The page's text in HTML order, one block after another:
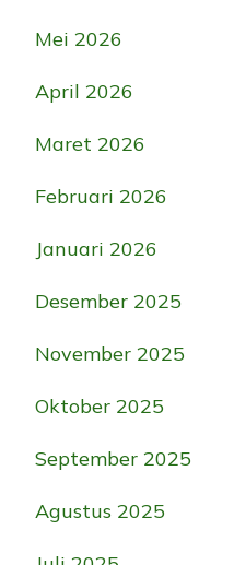
Mei 2026
April 2026
Maret 2026
Februari 2026
Januari 2026
Desember 2025
November 2025
Oktober 2025
September 2025
Agustus 2025